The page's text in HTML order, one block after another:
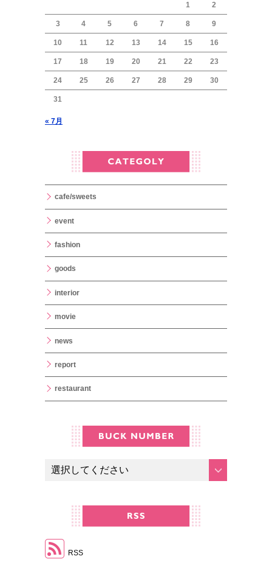
1
2
3 4 5 6 7 8 9
10 11 12 13 14 15 16
17 18 19 20 21 22 23
24 25 26 27 28 29 30
31
« 7月
cafe/sweets
event
fashion
goods
interior
movie
news
report
restaurant
RSS